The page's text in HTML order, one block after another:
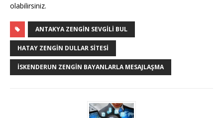
olabilirsiniz.
ANTAKYA ZENGIN SEVGILI BUL
HATAY ZENGIN DULLAR SITESI
İSKENDERUN ZENGIN BAYANLARLA MESAJLAŞMA